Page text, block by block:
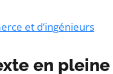
et d’ingénieurs
en pleine